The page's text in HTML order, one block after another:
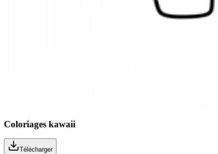
Coloriages kawaii
Télécharger